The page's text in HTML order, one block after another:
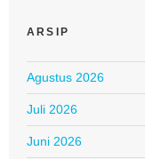
ARSIP
Agustus 2026
Juli 2026
Juni 2026